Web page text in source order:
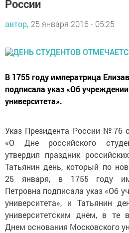
России
автор, 25 января 2016 - 05:25
В 1755 году императрица
подписала указ «Об
университета».
Указ Президента России №76
«О Дне российского
утвердил праздник
Татьянин день, который по
25 января, в 1755 году
Петровна подписала указ «Об
университета», и Татьянин
университетским днем, в те
Днем основания Московского